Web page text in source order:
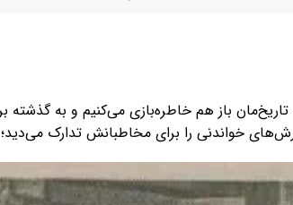
خواندنی را برای مخاطبانش تدارک می‌دید؛